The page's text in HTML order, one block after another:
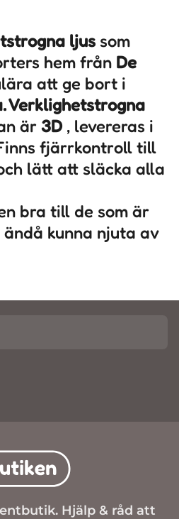
ljus som
hem från De
att ge bort i
Verklighetstrogna
är 3D , levereras i
fjärrkontroll till
lätt att släcka alla
bra till de som är
kunna njuta av
Hjälp & råd att